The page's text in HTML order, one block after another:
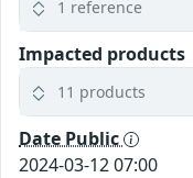
1 reference
Impacted products
11 products
Date Public
2024-03-12 07:00